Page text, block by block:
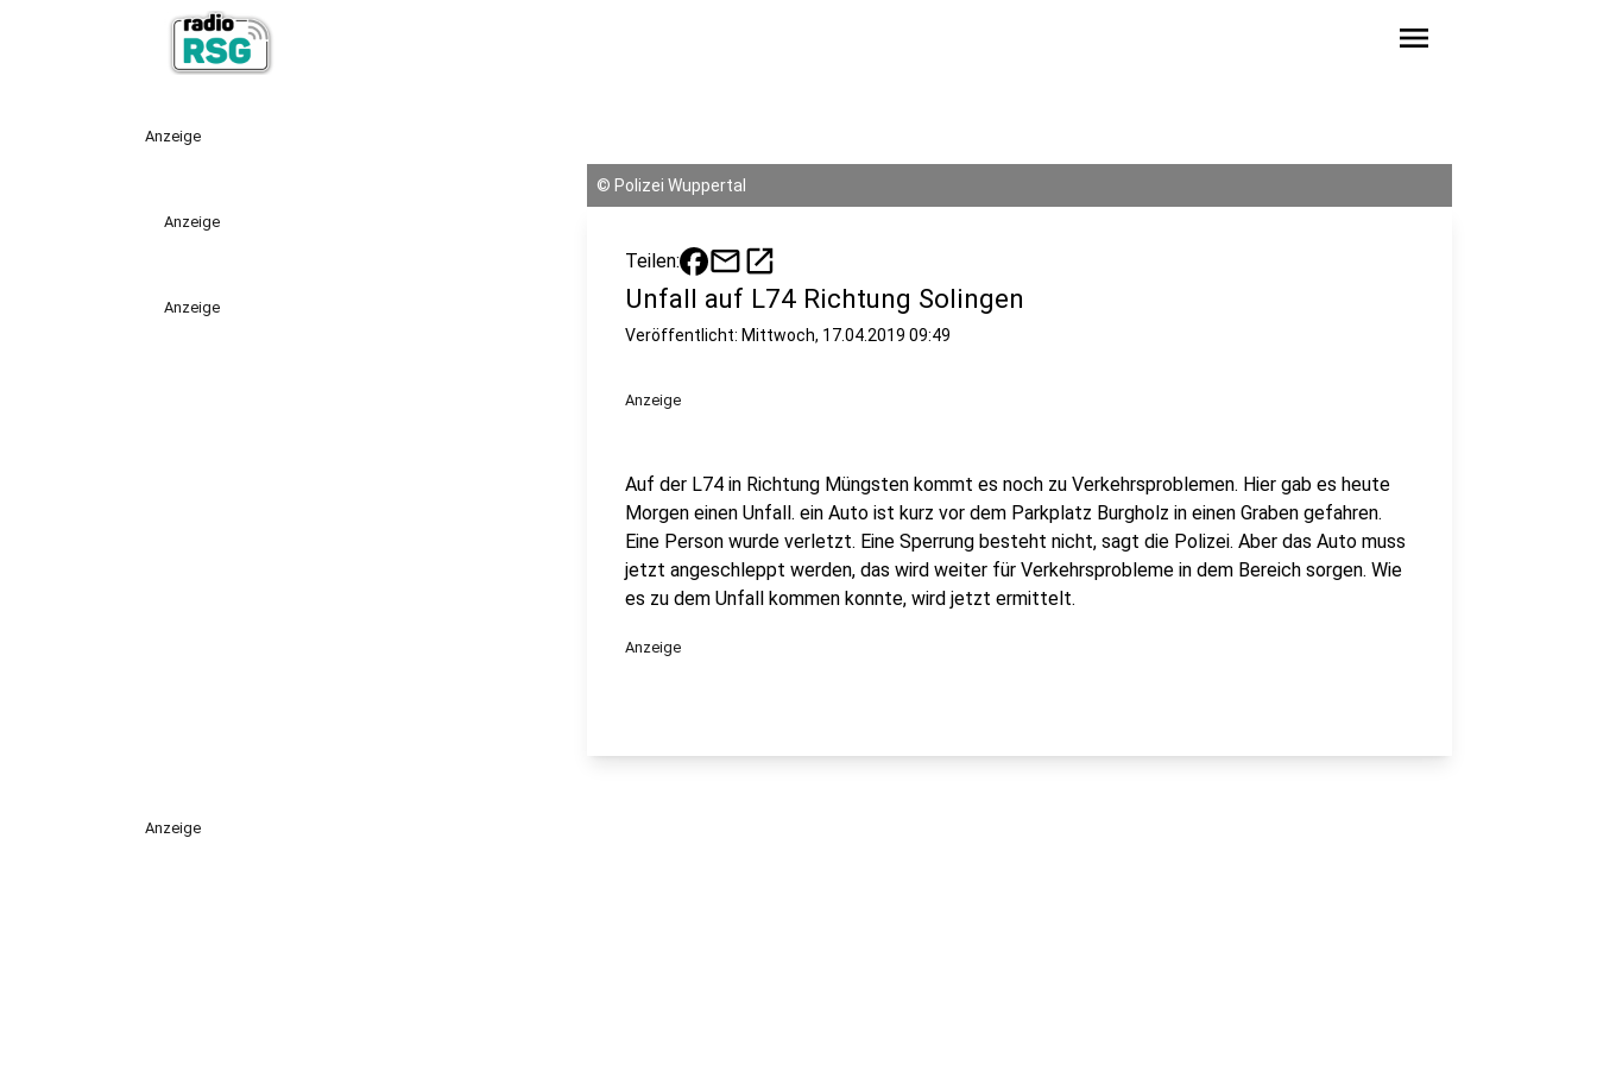
menu
Anzeige
Anzeige
Anzeige
© Polizei Wuppertal
Teilen: mailopen_in_new
Unfall auf L74 Richtung Solingen
Veröffentlicht: Mittwoch, 17.04.2019 09:49
Anzeige
Auf der L74 in Richtung Müngsten kommt es noch zu Verkehrsproblemen. Hier gab es heute
Morgen einen Unfall. ein Auto ist kurz vor dem Parkplatz Burgholz in einen Graben gefahren.
Eine Person wurde verletzt. Eine Sperrung besteht nicht, sagt die Polizei. Aber das Auto muss
jetzt angeschleppt werden, das wird weiter für Verkehrsprobleme in dem Bereich sorgen. Wie
es zu dem Unfall kommen konnte, wird jetzt ermittelt.
Anzeige
Anzeige